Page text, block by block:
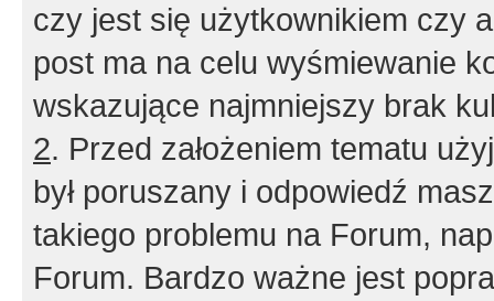
czy jest się użytkownikiem czy
post ma na celu wyśmiewanie
wskazujące najmniejszy brak
2. Przed założeniem tematu
był poruszany i odpowiedź
takiego problemu na Forum,
Forum. Bardzo ważne jest